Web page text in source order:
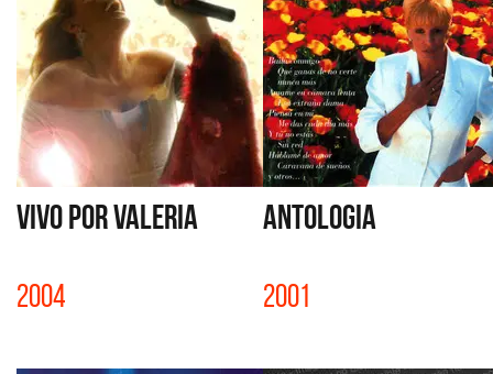
VIVO POR VALERIA
2004
ANTOLOGIA
2001